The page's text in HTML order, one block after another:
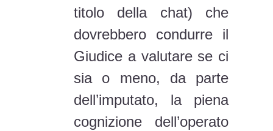
titolo della chat) che
dovrebbero condurre il
Giudice a valutare se ci
sia o meno, da parte
dell’imputato, la piena
cognizione dell’operato